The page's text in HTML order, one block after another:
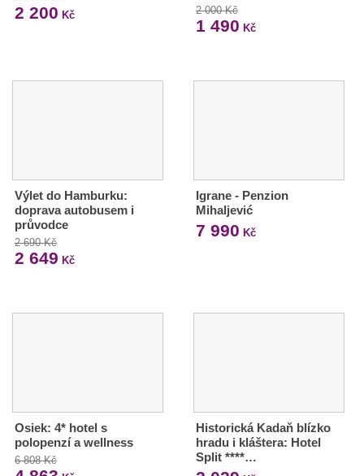
2 200 Kč 2 000 Kč
1 490 Kč
Výlet do Hamburku:
doprava autobusem i
průvodce
2 690 Kč
2 649 Kč
Igrane - Penzion
Mihaljević
7 990 Kč
Osiek: 4* hotel s
polopenzí a wellness
6 808 Kč
Historická Kadaň blízko
hradu i kláštera: Hotel
Split ****…